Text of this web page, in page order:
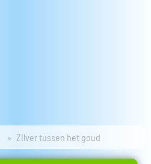
Zilver tussen het goud